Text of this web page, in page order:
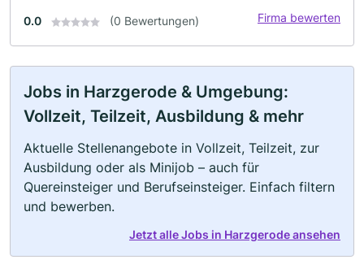
0.0 (0 Bewertungen) Firma bewerten
Jobs in Harzgerode & Umgebung:
Vollzeit, Teilzeit, Ausbildung & mehr
Aktuelle Stellenangebote in Vollzeit, Teilzeit, zur
Ausbildung oder als Minijob – auch für
Quereinsteiger und Berufseinsteiger. Einfach filtern
und bewerben.
Jetzt alle Jobs in Harzgerode ansehen